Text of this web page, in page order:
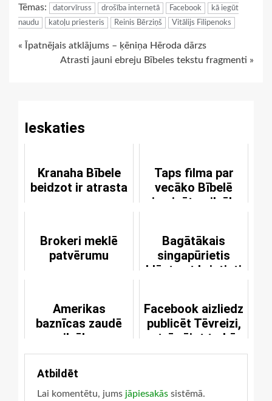
Tēmas: datorvīruss drošība internetā Facebook
kā iegūt
naudu
katoļu priesteris Reinis Bērziņš Vitālijs Filipenoks
Continue
« Īpatnējais atklājums – ķēniņa Hēroda dārzs
Atrasti jauni ebreju Bībeles tekstu fragmenti »
Ieskaties
Kranaha Bībele
beidzot ir atrasta
Taps filma par
vecāko Bībelē
pieminēto cilvēku
Brokeri meklē
patvērumu
Bagātākais
singapūrietis
kļūst pat kristieti
Amerikas
baznīcas zaudē
cilvēkus
Facebook aizliedz
publicēt Tēvreizi,
atzīmējot to kā
nepatiesu
Atbildēt
Lai komentētu, jums jāpiesakās sistēmā.